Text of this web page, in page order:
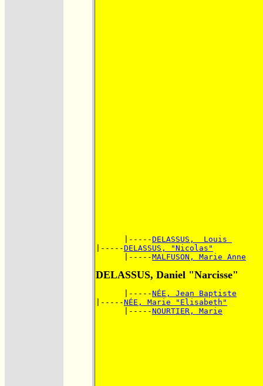
      |-----
DELASSUS,  Louis
|-----DELASSUS, "Nicolas"
      |-----
MALFUSON, Marie Anne
DELASSUS, Daniel "Narcisse"
      |-----
NÉE, Jean Baptiste
|-----NÉE, Marie "Elisabeth"
      |-----
NOURTIER, Marie